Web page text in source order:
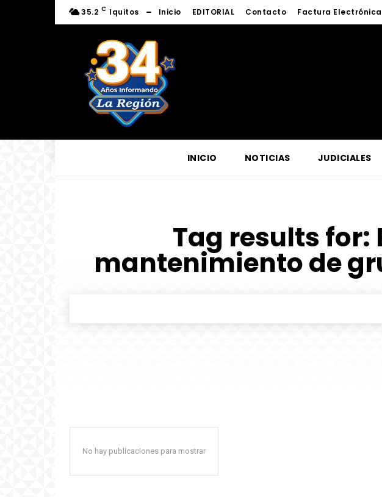
35.2 C Iquitos Inicio EDITORIAL Contacto Factura Electrónica
INICIO NOTICIAS JUDICIALES
Tag results for:
mantenimiento de
No hay publicaciones para mostrar